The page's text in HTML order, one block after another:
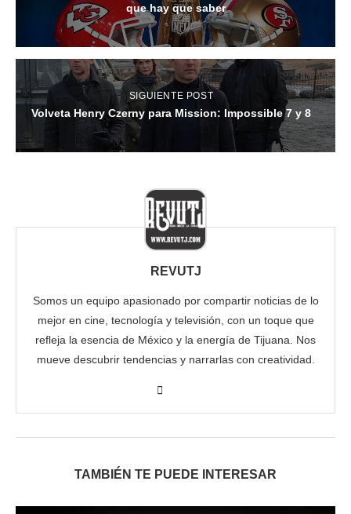
que hay que saber
SIGUIENTE POST
Volveta Henry Czerny para Mission: Impossible 7 y 8
REVUTJ
Somos un equipo apasionado por compartir noticias de lo
mejor en cine, tecnología y televisión, con un toque que
refleja la esencia de México y la energía de Tijuana. Nos
mueve descubrir tendencias y narrarlas con creatividad.
TAMBIÉN TE PUEDE INTERESAR